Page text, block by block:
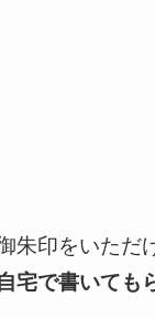
朱印をいただ
宅で書いても